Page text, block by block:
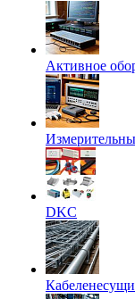
Активное
DKC